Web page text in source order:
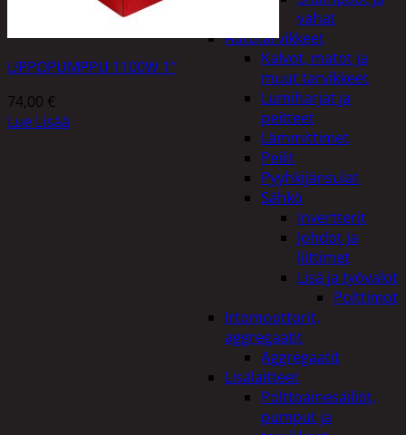
vahat
Autotarvikkeet
Kalvot, matot ja
muut tarvikkeet
Lumiharjat ja
peitteet
Lämmittimet
Peilit
Pyyhkijänsulat
Sähkö
Invertterit
Johdot ja
liittimet
Lisä ja työvalot
Polttimot
Irtomoottorit,
aggregaatit
Aggregaatit
Lisälaitteet
Polttoainesäiliöt,
pumput ja
UPPOPUMPPU 1100W 1″
74,00 €
Lue Lisää